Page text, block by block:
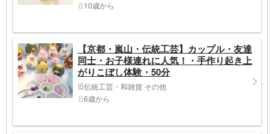
10歳から
【京都・嵐山・伝統工芸】カップル・友達
同士・お子様連れに人気！・手作り起き上
がりこぼし体験・50分
伝統工芸・和雑貨 その他
6歳から